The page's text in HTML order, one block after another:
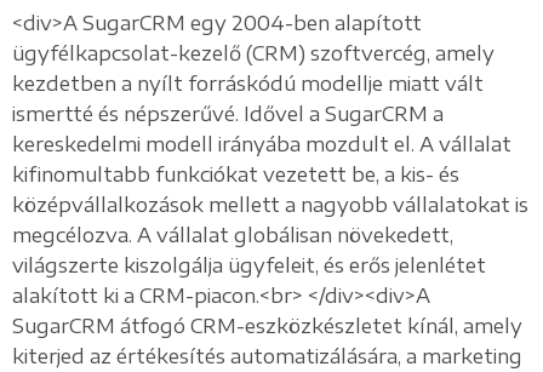
<div>A SugarCRM egy 2004-ben alapított
ügyfélkapcsolat-kezelő (CRM) szoftvercég, amely
kezdetben a nyílt forráskódú modellje miatt vált
ismertté és népszerűvé. Idővel a SugarCRM a
kereskedelmi modell irányába mozdult el. A vállalat
kifinomultabb funkciókat vezetett be, a kis- és
középvállalkozások mellett a nagyobb vállalatokat is
megcélozva. A vállalat globálisan növekedett,
világszerte kiszolgálja ügyfeleit, és erős jelenlétet
alakított ki a CRM-piacon.<br> </div><div>A
SugarCRM átfogó CRM-eszközkészletet kínál, amely
kiterjed az értékesítés automatizálására, a marketing